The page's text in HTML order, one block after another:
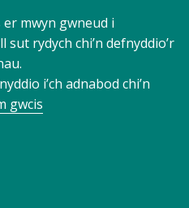
er mwyn gwneud i
rydych chi’n defnyddio’r
i’ch adnabod chi’n
gwcis